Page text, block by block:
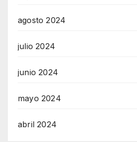
agosto 2024
julio 2024
junio 2024
mayo 2024
abril 2024